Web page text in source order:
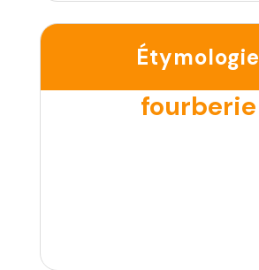
Étymologie
fourberie